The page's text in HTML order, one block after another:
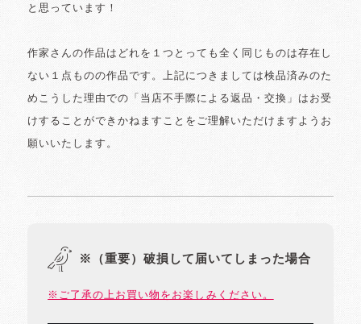
と思っています！
作家さんの作品はどれを１つとっても全く同じものは存在し
ない１点ものの作品です。上記につきましては検品済みのた
めこうした理由での「当店不手際による返品・交換」はお受
けすることができかねますことをご理解いただけますようお
願いいたします。
※（重要）破損して届いてしまった場合
※ご了承の上お買い物をお楽しみください。